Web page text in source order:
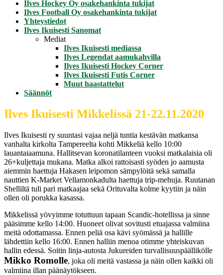
Ilves Hockey Oy osakehankinta tukijat
Ilves Football Oy osakehankinta tukijat
Yhteystiedot
Ilves Ikuisesti Sanomat
Mediat
Ilves Ikuisesti mediassa
Ilves Legendat aamukahvilla
Ilves Ikuisesti Hockey Corner
Ilves Ikuisesti Futis Corner
Muut haastattelut
Säännöt
Ilves Ikuisesti Mikkelissä 21-22.11.2020
Ilves Ikuisesti ry suuntasi vajaa neljä tuntia kestävän matkansa
vanhalta kirkolta Tampereelta kohti Mikkeliä kello 10:00
lauantaiaamuna. Hallitsevan koronatilanteen vuoksi matkalaisia oli
26+kuljettaja mukana. Matka alkoi rattoisasti syöden jo aamusta
aiemmin haettuja Hakasen leipomon sämpylöitä sekä samalla
nauttien K-Market Vellamonkadulta haettuja trip-mehuja. Ruutanan
Shelliltä tuli pari matkaajaa sekä Orituvalta kolme kyytiin ja näin
ollen oli porukka kasassa.
Mikkelissä yövyimme totuttuun tapaan Scandic-hotellissa ja sinne
pääsimme kello 14:00. Huoneet olivat sovitusti etuajassa valmiina
meitä odottamassa. Ennen peliä osa kävi syömässä ja hallille
lähdettiin kello 16:00. Ennen halliin menoa otimme yhteiskuvan
hallin edessä. Soitin linja-autosta Jukureiden turvallisuuspäällikölle
Mikko Romolle, joka oli meitä vastassa ja näin ollen kaikki oli
valmiina illan päänäytökseen.